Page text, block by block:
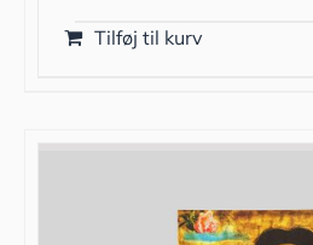
Tilføj til kurv